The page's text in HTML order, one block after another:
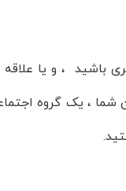
باشید ، و یا
شما ، یک گروه